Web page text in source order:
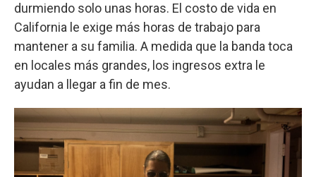
durmiendo solo unas horas. El costo de vida en
California le exige más horas de trabajo para
mantener a su familia. A medida que la banda toca
en locales más grandes, los ingresos extra le
ayudan a llegar a fin de mes.